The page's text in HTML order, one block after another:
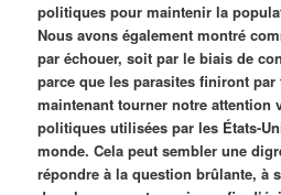
politiques pour maintenir la
Nous avons également montré
par échouer, soit par le biais de
parce que les parasites finiront par
maintenant tourner notre attention
politiques utilisées par les États-
monde. Cela peut sembler une
répondre à la question brûlante, à